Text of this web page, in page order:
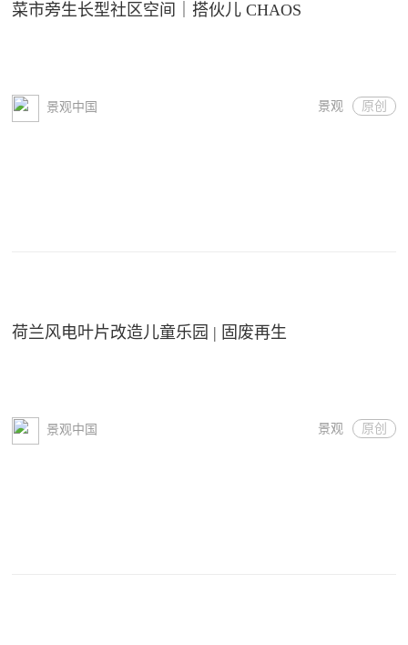
菜市旁生长型社区空间｜搭伙儿 CHAOS
景观中国 景观 原创
荷兰风电叶片改造儿童乐园 | 固废再生
景观中国 景观 原创